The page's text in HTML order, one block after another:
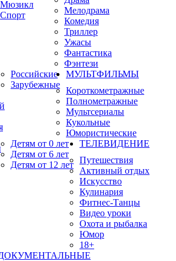
Мюзикл
Спорт
Мелодрама
Комедия
Триллер
Ужасы
Фантастика
Фэнтези
Российские
Зарубежные
МУЛЬТФИЛЬМЫ
Короткометражные
Полнометражные
Мультсериалы
Кукольные
Юмористические
Детям от 0 лет
Детям от 6 лет
Детям от 12 лет
ТЕЛЕВИДЕНИЕ
Путешествия
Активный отдых
Искусство
Кулинария
Фитнес-Танцы
Видео уроки
Охота и рыбалка
Юмор
18+